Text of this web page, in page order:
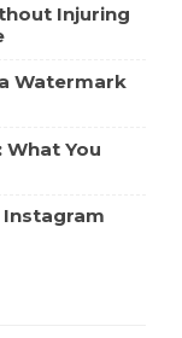
Injuring
Watermark
What You
Instagram